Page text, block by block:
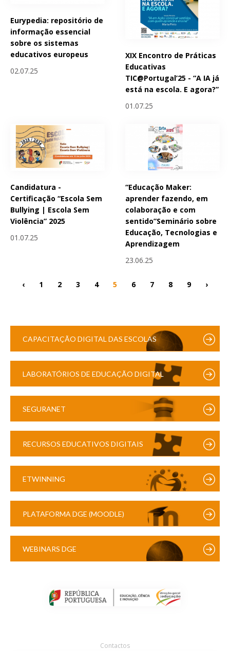
Eurypedia: repositório de
informação essencial
sobre os sistemas
educativos europeus
02.07.25
XIX Encontro de Práticas
Educativas
TIC@Portugal’25 - “A IA já
está na escola. E agora?”
01.07.25
Candidatura -
Certificação “Escola Sem
Bullying | Escola Sem
Violência” 2025
01.07.25
“Educação Maker:
aprender fazendo, em
colaboração e com
sentido”Seminário sobre
Educação, Tecnologias e
Aprendizagem
23.06.25
‹ 1 2 3 4 5 6 7 8 9 ›
CAPACITAÇÃO DIGITAL DAS ESCOLAS
LABORATÓRIOS DE EDUCAÇÃO DIGITAL
SEGURANET
RECURSOS EDUCATIVOS DIGITAIS
ETWINNING
PLATAFORMA DGE (MOODLE)
WEBINARS DGE
Contactos